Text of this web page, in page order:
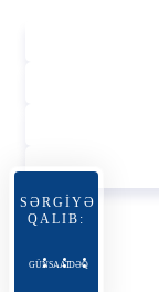
SƏRGİYƏ
QALIB:
GÜNSAATDƏQ